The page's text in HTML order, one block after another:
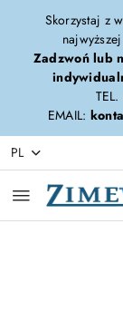
Przejdź do
Przejdź do
Przejdź do
Przejdź do
Przejdź do
Przejdź do
Skorzystaj z
Zadzwoń lub
TEL.
EMAIL:
PL